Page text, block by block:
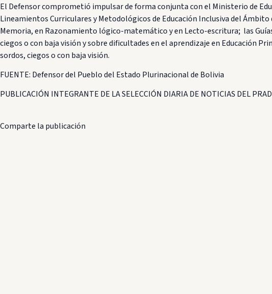
El Defensor comprometió impulsar de forma conjunta con el Ministerio de
Lineamientos Curriculares y Metodológicos de Educación Inclusiva del
Memoria, en Razonamiento lógico-matemático y en Lecto-escritura; las
ciegos o con baja visión y sobre dificultades en el aprendizaje en Educación
sordos, ciegos o con baja visión.
FUENTE: Defensor del Pueblo del Estado Plurinacional de Bolivia
PUBLICACIÓN INTEGRANTE DE LA SELECCIÓN DIARIA DE NOTICIAS DEL
Comparte la publicación